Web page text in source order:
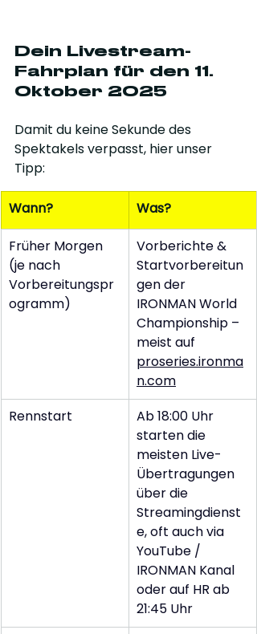
Dein Livestream-
Fahrplan für den 11.
Oktober 2025
Damit du keine Sekunde des
Spektakels verpasst, hier unser
Tipp:
Wann? Was?
Früher Morgen
(je nach
Vorbereitungspr
ogramm)
Vorberichte &
Startvorbereitun
gen der
IRONMAN World
Championship –
meist auf
proseries.ironma
n.com
Rennstart
Ab 18:00 Uhr
starten die
meisten Live-
Übertragungen
über die
Streamingdienst
e, oft auch via
YouTube /
IRONMAN Kanal
oder auf HR ab
21:45 Uhr